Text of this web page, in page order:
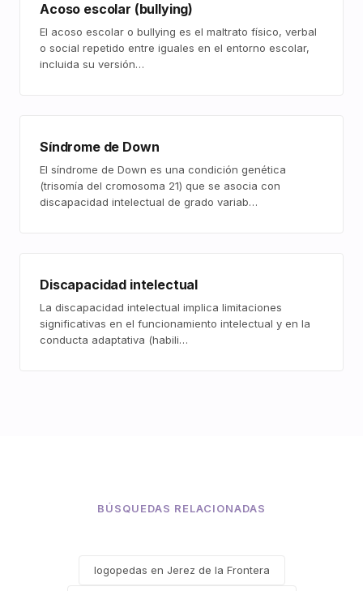
Acoso escolar (bullying)
El acoso escolar o bullying es el maltrato físico, verbal
o social repetido entre iguales en el entorno escolar,
incluida su versión…
Síndrome de Down
El síndrome de Down es una condición genética
(trisomía del cromosoma 21) que se asocia con
discapacidad intelectual de grado variab…
Discapacidad intelectual
La discapacidad intelectual implica limitaciones
significativas en el funcionamiento intelectual y en la
conducta adaptativa (habili…
BÚSQUEDAS RELACIONADAS
logopedas en Jerez de la Frontera